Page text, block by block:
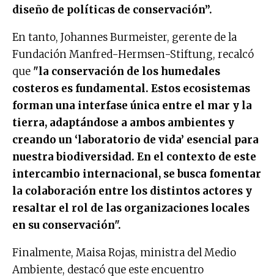
diseño de políticas de conservación”.
En tanto, Johannes Burmeister, gerente de la
Fundación Manfred-Hermsen-Stiftung, recalcó
que "la conservación de los humedales
costeros es fundamental. Estos ecosistemas
forman una interfase única entre el mar y la
tierra, adaptándose a ambos ambientes y
creando un ‘laboratorio de vida’ esencial para
nuestra biodiversidad. En el contexto de este
intercambio internacional, se busca fomentar
la colaboración entre los distintos actores y
resaltar el rol de las organizaciones locales
en su conservación".
Finalmente, Maisa Rojas, ministra del Medio
Ambiente, destacó que este encuentro